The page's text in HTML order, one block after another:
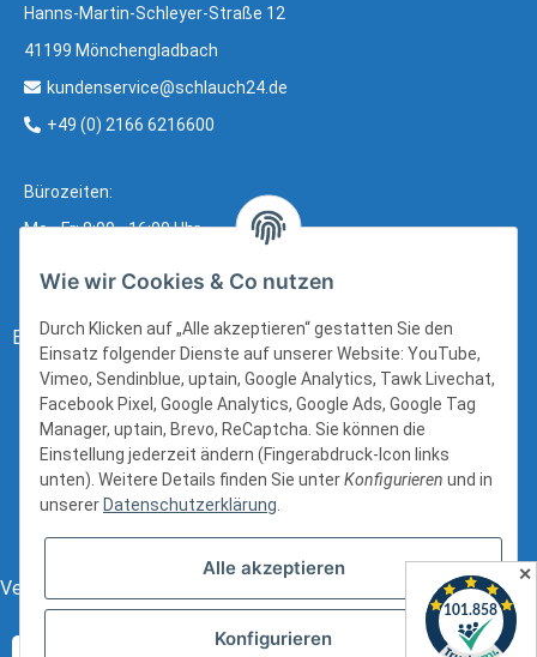
Hanns-Martin-Schleyer-Straße 12
41199 Mönchengladbach
kundenservice@schlauch24.de
+49 (0) 2166 6216600
Bürozeiten:
Mo - Fr: 8:00 - 16:00 Uhr
Bezahlung:
Versand:
Wie wir Cookies & Co nutzen
Durch Klicken auf „Alle akzeptieren“ gestatten Sie den
Einsatz folgender Dienste auf unserer Website: YouTube,
Vimeo, Sendinblue, uptain, Google Analytics, Tawk Livechat,
Facebook Pixel, Google Analytics, Google Ads, Google Tag
Manager, uptain, Brevo, ReCaptcha. Sie können die
Einstellung jederzeit ändern (Fingerabdruck-Icon links
unten). Weitere Details finden Sie unterKonfigurieren und in
unserer Datenschutzerklärung.
Alle akzeptieren
Konfigurieren
✕